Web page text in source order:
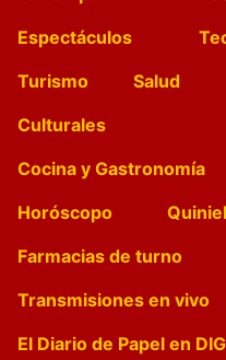
Espectáculos
Turismo
Salud
Culturales
Cocina y Gastronomía
Horóscopo
Farmacias de turno
Transmisiones en vivo
El Diario de Papel en